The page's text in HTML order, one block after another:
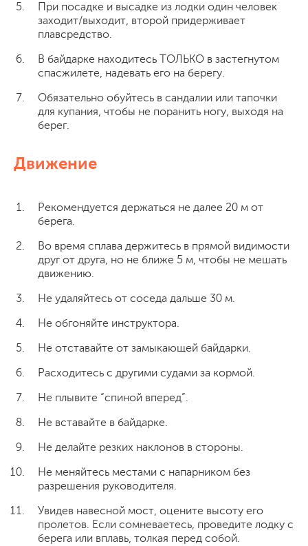
При посадке и высадке из лодки один человек
заходит/выходит, второй придерживает
плавсредство.
В байдарке находитесь ТОЛЬКО в застегнутом
спасжилете, надевать его на берегу.
Обязательно обуйтесь в сандалии или тапочки
для купания, чтобы не поранить ногу, выходя на
берег.
Движение
Рекомендуется держаться не далее 20 м от
берега.
Во время сплава держитесь в прямой видимости
друг от друга, но не ближе 5 м, чтобы не мешать
движению.
Не удаляйтесь от соседа дальше 30 м.
Не обгоняйте инструктора.
Не отставайте от замыкающей байдарки.
Расходитесь с другими судами за кормой.
Не плывите “спиной вперед”.
Не вставайте в байдарке.
Не делайте резких наклонов в стороны.
Не меняйтесь местами с напарником без
разрешения руководителя.
Увидев навесной мост, оцените высоту его
пролетов. Если сомневаетесь, проведите лодку с
берега или вплавь, толкая перед собой.